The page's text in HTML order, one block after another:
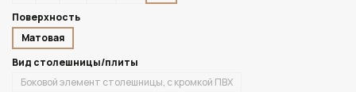
Поверхность
Матовая
Вид столешницы/плиты
Боковой элемент столешницы, с кромкой ПВХ